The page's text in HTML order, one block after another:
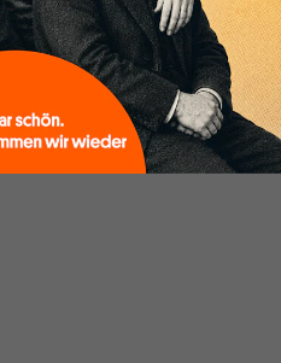
warum wir ihn nicht
sollten.
3-85371-516-1
978-3-85371-909-1